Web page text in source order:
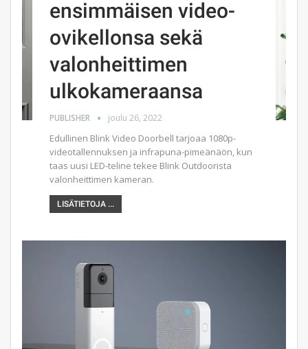
ensimmäisen video-
ovikellonsa sekä
valonheittimen
ulkokameraansa
PUBLISHER joulu 26, 2022
Edullinen Blink Video Doorbell tarjoaa 1080p-
videotallennuksen ja infrapuna-pimeänäön, kun
taas uusi LED-teline tekee Blink Outdoorista
valonheittimen kameran.
LISÄTIETOJA ...